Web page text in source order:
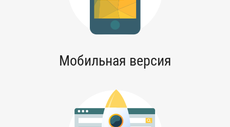
Мобильная версия